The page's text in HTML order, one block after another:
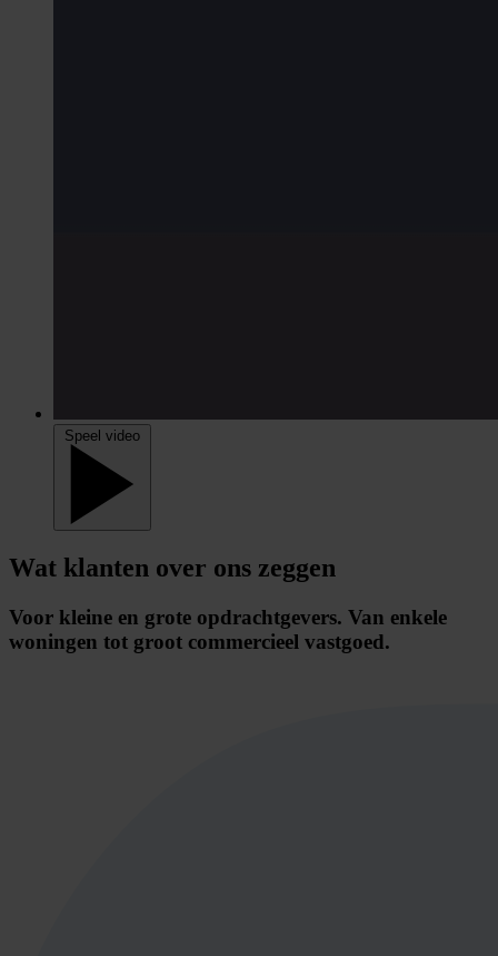
Speel video
Wat klanten over ons zeggen
Voor kleine en grote opdrachtgevers. Van enkele
woningen tot groot commercieel vastgoed.